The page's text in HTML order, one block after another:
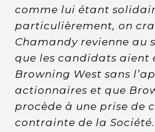
comme lui étant
particulièrement, on
Chamandy revienne au
que les candidats aient
Browning West sans
actionnaires et que
procède à une prise de
contrainte de la